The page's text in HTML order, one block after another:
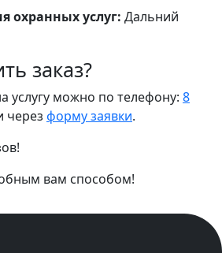
охранных услуг: Дальний
заказ?
услугу можно по телефону: 8
через форму заявки.
вам способом!